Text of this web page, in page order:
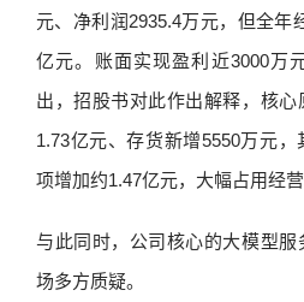
元、净利润2935.4万元，但全年
亿元。账面实现盈利近3000万
出，招股书对此作出解释，核
1.73亿元、存货新增5550万元
项增加约1.47亿元，大幅占用经营
与此同时，公司核心的大模型
场多方质疑。